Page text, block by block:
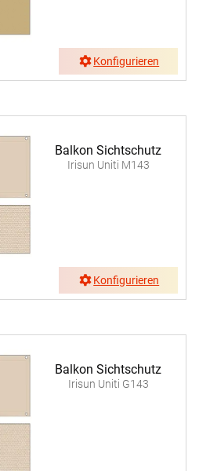
Konfigurieren
Balkon Sichtschutz
Irisun Uniti M143
Konfigurieren
Balkon Sichtschutz
Irisun Uniti G143